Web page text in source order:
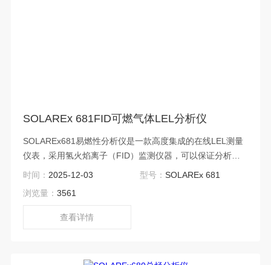
SOLAREx 681FID可燃气体LEL分析仪
SOLAREx681易燃性分析仪是一款高度集成的在线LEL测量
仪表，采用氢火焰离子（FID）监测仪器，可以保证分析仪
连续不断的测量废气的低爆炸极限，响应时间＜1秒，测量范
时间： 2025-12-03 型号：SOLAREx 681
浏览量： 3561
查看详情